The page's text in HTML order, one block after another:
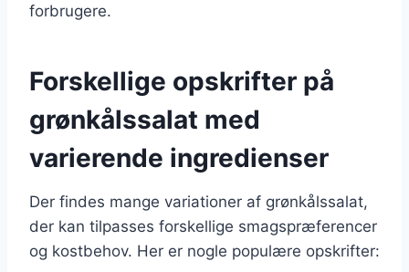
forbrugere.
Forskellige opskrifter på
grønkålssalat med
varierende ingredienser
Der findes mange variationer af grønkålssalat,
der kan tilpasses forskellige smagspræferencer
og kostbehov. Her er nogle populære opskrifter: